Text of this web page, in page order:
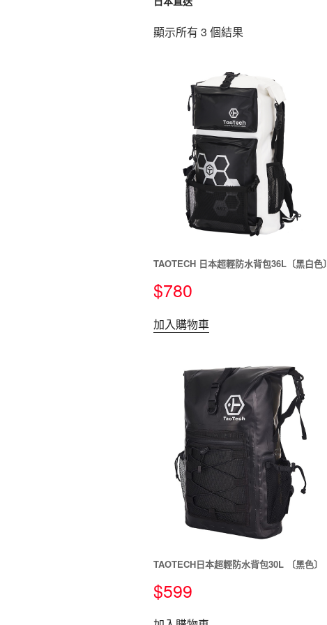
顯示所有 3 個結果
TAOTECH 日本超輕防水背包36L〔黑白色〕
$780
加入購物車
TAOTECH日本超輕防水背包30L 〔黑色〕
$599